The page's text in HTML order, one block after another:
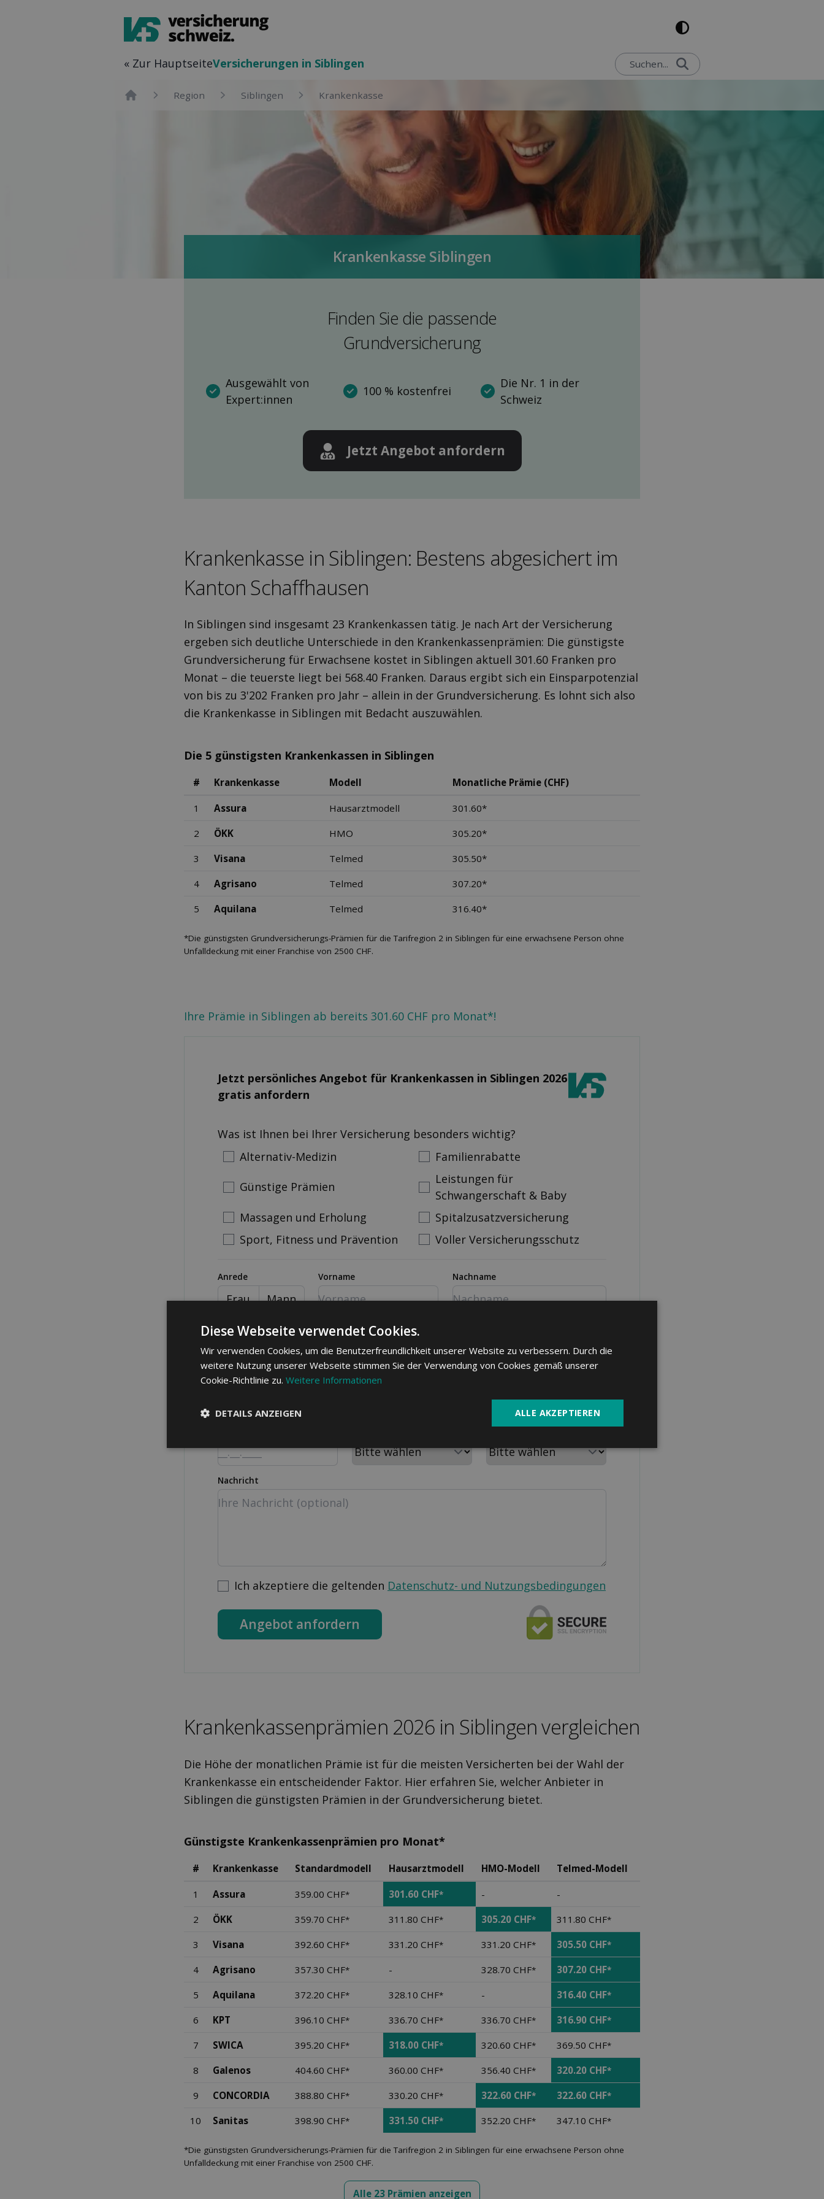
Suchen...
« Zur HauptseiteVersicher­ungen in Siblingen
Region Siblingen Kranken­kasse
Kranken­kasse Siblingen
Finden Sie die pas­sende
Grund­versicherung
Ausgewählt von
Expert:innen
100 % kostenfrei
Die Nr. 1 in der
Schweiz
Jetzt Angebot anfordern
Kranken­kasse in Siblingen: Bestens ab­gesichert im
Kanton Schaffhausen
In Siblingen sind insgesamt 23 Krankenkassen tätig. Je nach Art der Versicherung
ergeben sich deutliche Unterschiede in den Krankenkassenprämien: Die günstigste
Grundversicherung für Erwachsene kostet in Siblingen aktuell 301.60 Franken pro
Monat – die teuerste liegt bei 568.40 Franken. Daraus ergibt sich ein Einsparpotenzial
von bis zu 3'202 Franken pro Jahr – allein in der Grundversicherung. Es lohnt sich also
die Krankenkasse in Siblingen mit Bedacht auszuwählen.
Die 5 günstigsten Krankenkassen in Siblingen
# Krankenkasse Modell Monatliche Prämie (CHF)
1 Assura Hausarztmodell 301.60*
2 ÖKK HMO 305.20*
3 Visana Telmed 305.50*
4 Agrisano Telmed 307.20*
5 Aquilana Telmed 316.40*
*Die günstigsten Grundversicherungs-Prämien für die Tarifregion 2 in Siblingen für eine erwachsene Person ohne
Unfalldeckung mit einer Franchise von 2500 CHF.
Ihre Prämie in Siblingen ab bereits 301.60 CHF pro Monat*!
Jetzt persönliches Angebot für Kranken­kassen in Siblingen 2026
gratis anfordern
Was ist Ihnen bei Ihrer Versicherung besonders wichtig?
Alternativ-Medizin
Familienrabatte
Günstige Prämien
Leistungen für
Schwangerschaft & Baby
Massagen und Erholung
Spitalzusatzversicherung
Sport, Fitness und Prävention
Voller Versicherungsschutz
Anrede
Frau Mann
Vorname Nachname
Telefonnummer
Strasse Nr.
Personen im Haushalt
Nachricht
Ich akzeptiere die geltenden Datenschutz- und Nutzungsbedingungen
Angebot anfordern
Kranken­kassen­prämien 2026 in Siblingen ver­gleichen
Die Höhe der monatlichen Prämie ist für die meisten Versicherten bei der Wahl der
Krankenkasse ein entscheidender Faktor. Hier erfahren Sie, welcher Anbieter in
Siblingen die günstigsten Prämien in der Grundversicherung bietet.
Günstigste Krankenkassenprämien pro Monat*
# Krankenkasse Standardmodell Hausarztmodell HMO-Modell Telmed-Modell
1 Assura 359.00 CHF* 301.60 CHF* - -
2 ÖKK 359.70 CHF* 311.80 CHF* 305.20 CHF* 311.80 CHF*
3 Visana 392.60 CHF* 331.20 CHF* 331.20 CHF* 305.50 CHF*
4 Agrisano 357.30 CHF* - 328.70 CHF* 307.20 CHF*
5 Aquilana 372.20 CHF* 328.10 CHF* - 316.40 CHF*
6 KPT 396.10 CHF* 336.70 CHF* 336.70 CHF* 316.90 CHF*
7 SWICA 395.20 CHF* 318.00 CHF* 320.60 CHF* 369.50 CHF*
8 Galenos 404.60 CHF* 360.00 CHF* 356.40 CHF* 320.20 CHF*
9 CONCORDIA 388.80 CHF* 330.20 CHF* 322.60 CHF* 322.60 CHF*
10 Sanitas 398.90 CHF* 331.50 CHF* 352.20 CHF* 347.10 CHF*
*Die günstigsten Grundversicherungs-Prämien für die Tarifregion 2 in Siblingen für eine erwachsene Person ohne
Unfalldeckung mit einer Franchise von 2500 CHF.
Alle 23 Prämien anzeigen
Diese Webseite verwendet Cookies.
Wir verwenden Cookies, um die Benutzerfreundlichkeit unserer Website zu verbessern. Durch die
weitere Nutzung unserer Webseite stimmen Sie der Verwendung von Cookies gemäß unserer
Cookie-Richtlinie zu. Weitere Informationen
ALLE AKZEPTIEREN
DETAILS ANZEIGEN